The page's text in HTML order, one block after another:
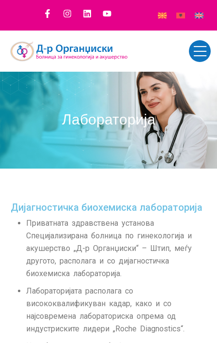
Лабораторија
Дијагностичка биохемиска лабораторија
Приватната здравствена установа
Специјализирана болница по гинекологија и
акушерство „Д-р Органџиски“ – Штип, меѓу
другото, располага и со дијагностичка
биохемиска лабораторија.
Лабораторијата располага со
висококвалификуван кадар, како и со
најсовремена лабораториска опрема од
индустриските лидери „Roche Diagnostics“.